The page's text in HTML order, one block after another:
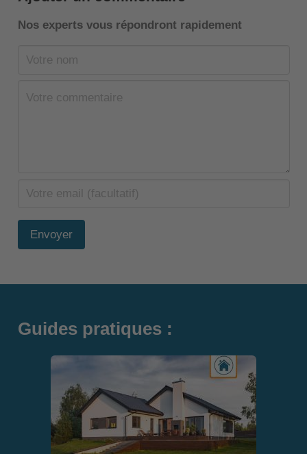
Nos experts vous répondront rapidement
Envoyer
Guides pratiques :